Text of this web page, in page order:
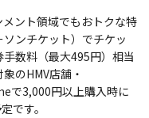
ント領域でもおトクな特
ンチケット）でチケッ
数料（最大495円）相当
のHMV店舗・
で3,000円以上購入時に
です。